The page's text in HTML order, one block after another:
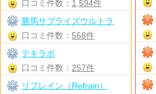
口コミ件数： 1,594件
勝馬サプライズウルトラ
口コミ件数： 568件
テキラボ
口コミ件数： 257件
リフレイン（Refrain）